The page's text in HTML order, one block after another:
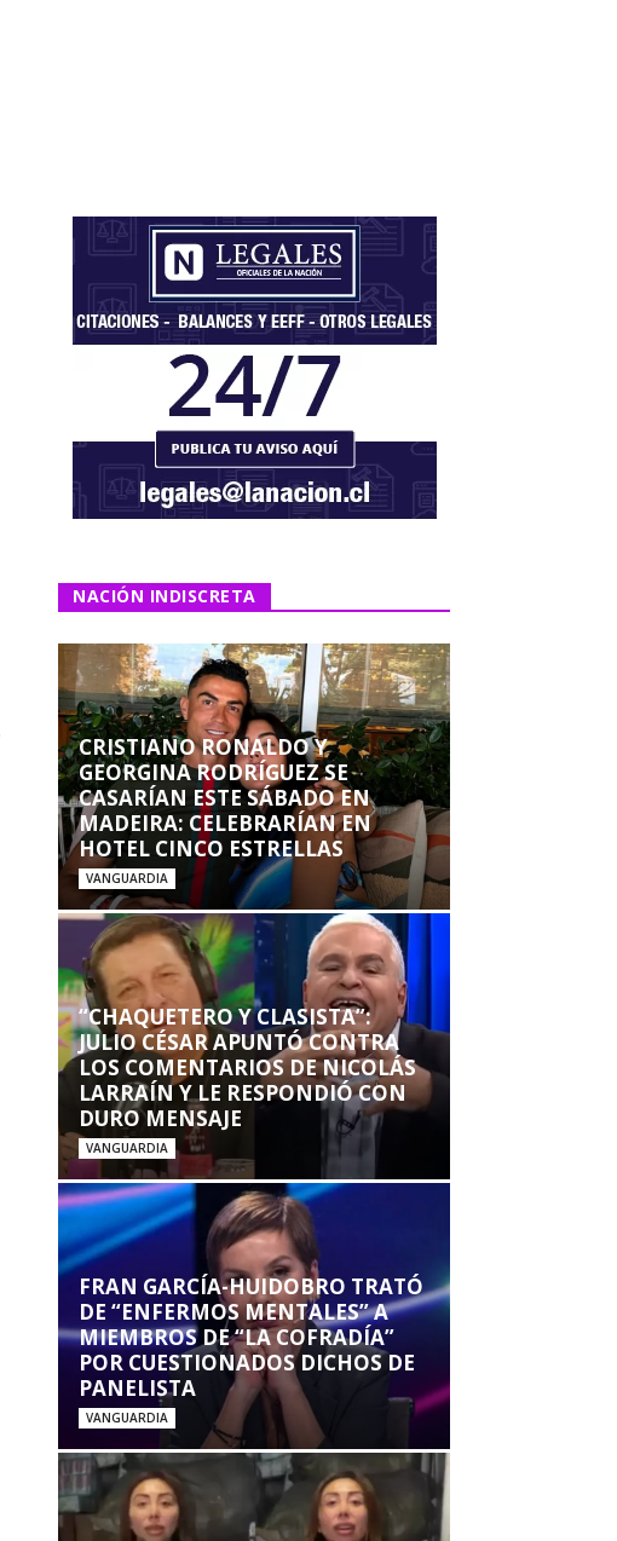
NACIÓN INDISCRETA
CRISTIANO RONALDO Y
GEORGINA RODRÍGUEZ SE
CASARÍAN ESTE SÁBADO EN
MADEIRA: CELEBRARÍAN EN
HOTEL CINCO ESTRELLAS
VANGUARDIA
“CHAQUETERO Y CLASISTA”:
JULIO CÉSAR APUNTÓ CONTRA
LOS COMENTARIOS DE NICOLÁS
LARRAÍN Y LE RESPONDIÓ CON
DURO MENSAJE
VANGUARDIA
FRAN GARCÍA-HUIDOBRO TRATÓ
DE “ENFERMOS MENTALES” A
MIEMBROS DE “LA COFRADÍA”
POR CUESTIONADOS DICHOS DE
PANELISTA
VANGUARDIA